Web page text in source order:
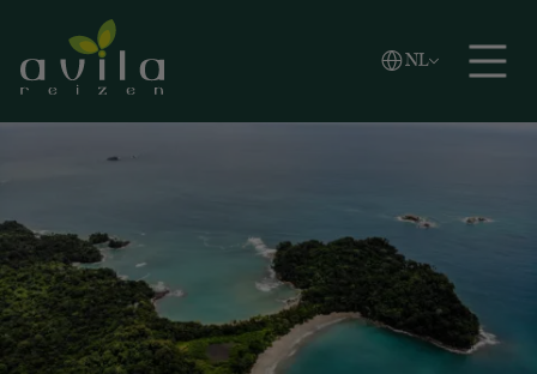
Zoeken
NL
Vlaams
English